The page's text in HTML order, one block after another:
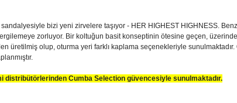
bizi yeni zirvelere taşıyor - HER HIGHEST HIGHNESS.
zorluyor. Bir koltuğun basit konseptinin ötesine geçen,
üretilmiş olup, oturma yeri farklı kaplama seçenekleriyle
distribütörlerinden Cumba Selection güvencesiyle sunulmaktadır.